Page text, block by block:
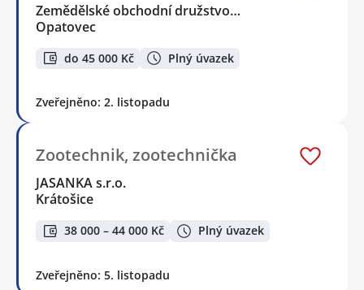
Zemědělské obchodní družstvo…
Opatovec
do 45 000 Kč Plný úvazek
Zveřejněno: 2. listopadu
Zootechnik, zootechnička
JASANKA s.r.o.
Krátošice
38 000 – 44 000 Kč Plný úvazek
Zveřejněno: 5. listopadu